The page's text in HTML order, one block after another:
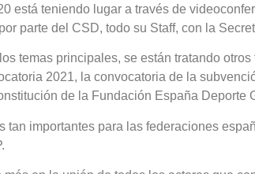
está teniendo lugar a través de
parte del CSD, todo su Staff, con la
temas principales, se están tratando
2021, la convocatoria de la
de la Fundación España Deporte
tan importantes para las federaciones